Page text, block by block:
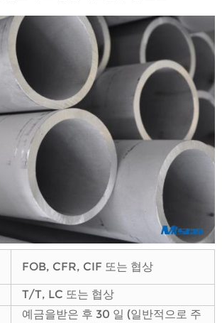
FOB, CFR, CIF 또는 협상
T/T, LC 또는 협상
예금을받은 후 30 일 (일반적으로 주